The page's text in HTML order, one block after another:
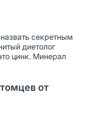
секретным
диетолог
цинк. Минерал
от